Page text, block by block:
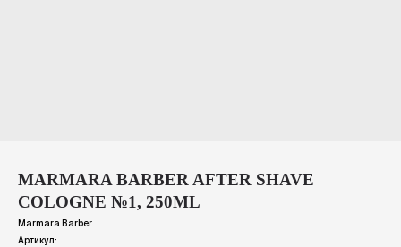
MARMARA BARBER AFTER SHAVE
COLOGNE №1, 250ML
Marmara Barber
Артикул: